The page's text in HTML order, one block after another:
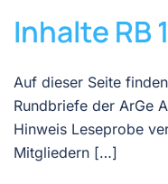
Inhalte RB
Auf dieser Seite
Rundbriefe der ArGe
Hinweis Leseprobe
Mitgliedern […]